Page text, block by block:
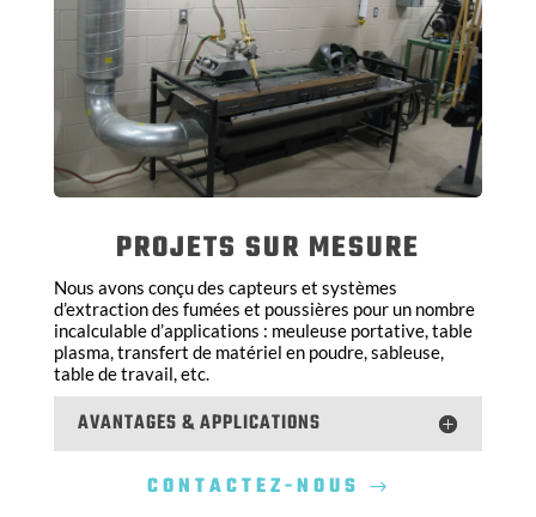
PROJETS SUR MESURE
Nous avons conçu des capteurs et systèmes
d’extraction des fumées et poussières pour un nombre
incalculable d’applications : meuleuse portative, table
plasma, transfert de matériel en poudre, sableuse,
table de travail, etc.
AVANTAGES & APPLICATIONS
CONTACTEZ-NOUS